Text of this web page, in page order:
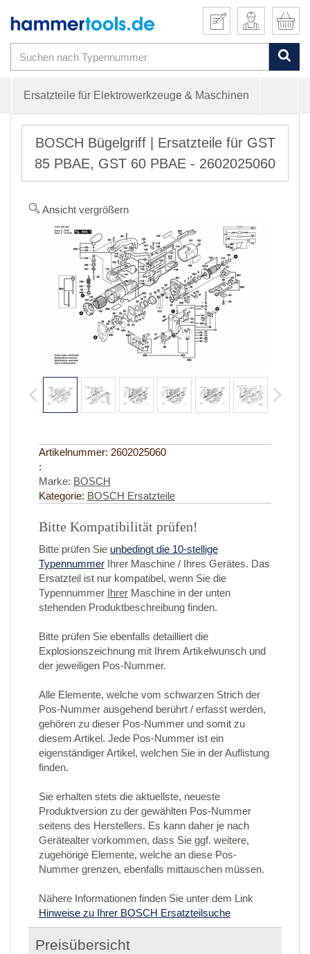
Ersatzteile für Elektrowerkzeuge & Maschinen
BOSCH Bügelgriff | Ersatzteile für GST
85 PBAE, GST 60 PBAE - 2602025060
Ansicht vergrößern
Artikelnummer: 2602025060
:
Marke: BOSCH
Kategorie: BOSCH Ersatzteile
Bitte Kompatibilität prüfen!
Bitte prüfen Sie unbedingt die 10-stellige
Typennummer Ihrer Maschine / Ihres Gerätes. Das
Ersatzteil ist nur kompatibel, wenn Sie die
Typennummer Ihrer Maschine in der unten
stehenden Produktbeschreibung finden.
Bitte prüfen Sie ebenfalls detailliert die
Explosionszeichnung mit Ihrem Artikelwunsch und
der jeweiligen Pos-Nummer.
Alle Elemente, welche vom schwarzen Strich der
Pos-Nummer ausgehend berührt / erfasst werden,
gehören zu dieser Pos-Nummer und somit zu
diesem Artikel. Jede Pos-Nummer ist ein
eigenständiger Artikel, welchen Sie in der Auflistung
finden.
Sie erhalten stets die aktuellste, neueste
Produktversion zu der gewählten Pos-Nummer
seitens des Herstellers. Es kann daher je nach
Gerätealter vorkommen, dass Sie ggf. weitere,
zugehörige Elemente, welche an diese Pos-
Nummer grenzen, ebenfalls mittauschen müssen.
Nähere Informationen finden Sie unter dem Link
Hinweise zu Ihrer BOSCH Ersatzteilsuche
Preisübersicht